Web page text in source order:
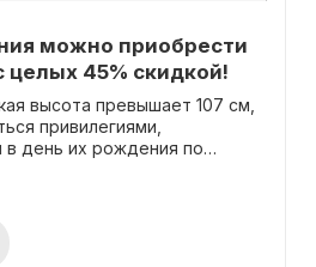
можно приобрести
целых 45% скидкой!
высота превышает 107 см,
привилегиями,
день их рождения по
воспользоваться данной
вашу личность и
подробную информацию